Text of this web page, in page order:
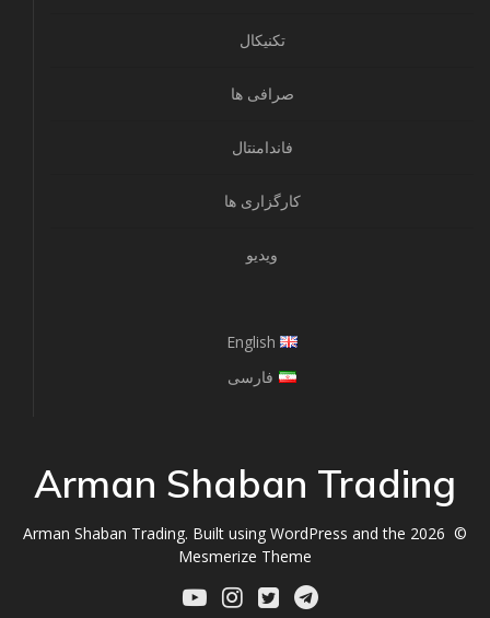
تکنیکال
صرافی ها
فاندامنتال
کارگزاری ها
ویدیو
English
فارسی
Arman Shaban Trading
© 2026 Arman Shaban Trading. Built using WordPress and the
Mesmerize Theme